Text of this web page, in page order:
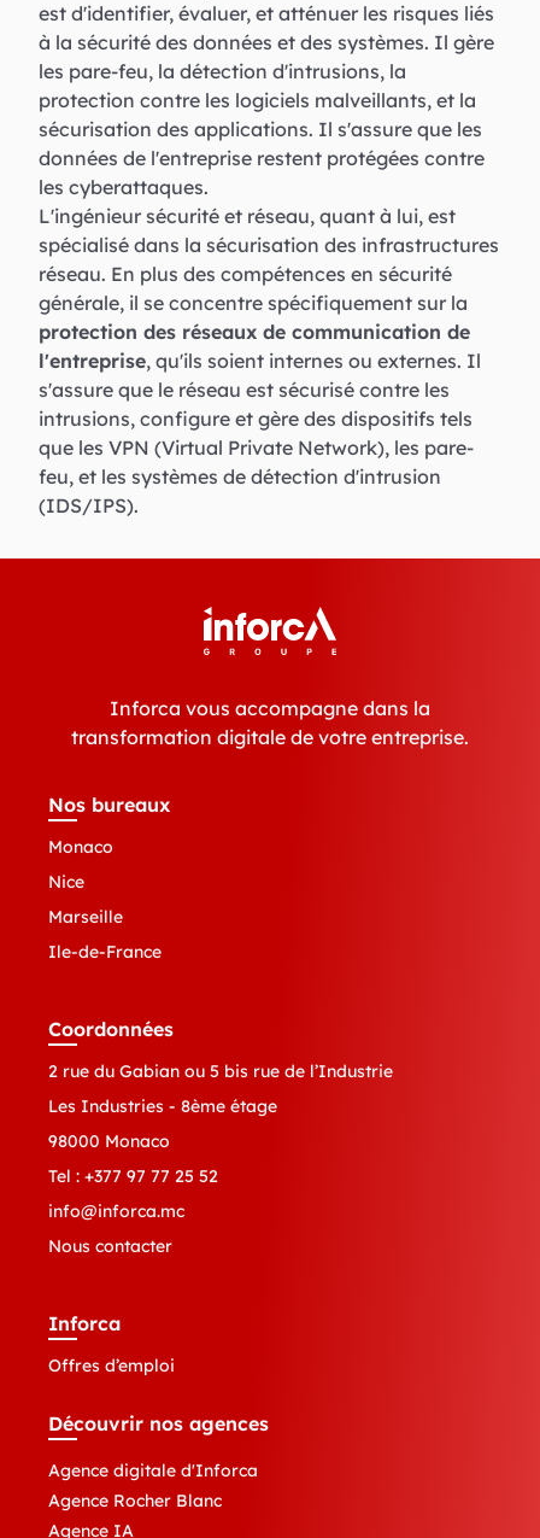
est d'identifier, évaluer, et atténuer les risques liés
à la sécurité des données et des systèmes. Il gère
les pare-feu, la détection d'intrusions, la
protection contre les logiciels malveillants, et la
sécurisation des applications. Il s'assure que les
données de l'entreprise restent protégées contre
les cyberattaques.
L'ingénieur sécurité et réseau, quant à lui, est
spécialisé dans la sécurisation des infrastructures
réseau. En plus des compétences en sécurité
générale, il se concentre spécifiquement sur la
protection des réseaux de communication de
l'entreprise, qu'ils soient internes ou externes. Il
s'assure que le réseau est sécurisé contre les
intrusions, configure et gère des dispositifs tels
que les VPN (Virtual Private Network), les pare-
feu, et les systèmes de détection d'intrusion
(IDS/IPS).
Inforca vous accompagne dans la
transformation digitale de votre entreprise.
Nos bureaux
Monaco
Nice
Marseille
Ile-de-France
Coordonnées
2 rue du Gabian ou 5 bis rue de l’Industrie
Les Industries - 8ème étage
98000 Monaco
Tel : +377 97 77 25 52
info@inforca.mc
Nous contacter
Inforca
Offres d’emploi
Découvrir nos agences
Agence digitale d'Inforca
Agence Rocher Blanc
Agence IA